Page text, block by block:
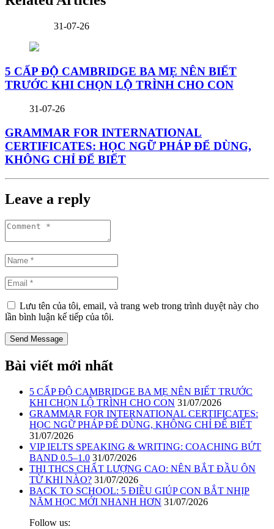
31-07-26
5 CẤP ĐỘ CAMBRIDGE BA MẸ NÊN BIẾT
TRƯỚC KHI CHỌN LỘ TRÌNH CHO CON
31-07-26
GRAMMAR FOR INTERNATIONAL
CERTIFICATES: HỌC NGỮ PHÁP ĐỂ DÙNG,
KHÔNG CHỈ ĐỂ BIẾT
Leave a reply
Lưu tên của tôi, email, và trang web trong trình duyệt này cho
lần bình luận kế tiếp của tôi.
Bài viết mới nhất
5 CẤP ĐỘ CAMBRIDGE BA MẸ NÊN BIẾT TRƯỚC
KHI CHỌN LỘ TRÌNH CHO CON 31/07/2026
GRAMMAR FOR INTERNATIONAL CERTIFICATES:
HỌC NGỮ PHÁP ĐỂ DÙNG, KHÔNG CHỈ ĐỂ BIẾT
31/07/2026
VIP IELTS SPEAKING & WRITING: COACHING BỨT
BAND 0.5–1.0 31/07/2026
THI THCS CHẤT LƯỢNG CAO: NÊN BẮT ĐẦU ÔN
TỪ KHI NÀO? 31/07/2026
BACK TO SCHOOL: 5 ĐIỀU GIÚP CON BẮT NHỊP
NĂM HỌC MỚI NHANH HƠN 31/07/2026
Follow us: